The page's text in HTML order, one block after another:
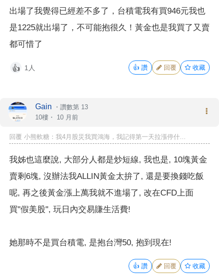
出場了我覺得已經差不多了，台積電我有買946元我也
是1225就出場了，不可能抱很久！黃金也是我買了又賣
都可惜了
👍 1人 👍 讚 回覆 收藏
Gain ・ 讚數第 13
10樓・ 10 月前
回覆 小熊軟糖 ：我4月股災我買鴻海，我記得第一天拉漲停什...
我姊也這麼說, 大部分人都是炒短線, 我也是, 10塊黃金
賣剩6塊, 沒辦法我ALLIN黃金太拚了, 還是要換錢吃飯
呢, 再之後黃金漲上萬我就不進場了, 改在CFD上面
買"假美股", 玩日內交易賺生活費!
她那時不是買台積電, 是抱台灣50, 抱到現在!
👍 讚 回覆 收藏